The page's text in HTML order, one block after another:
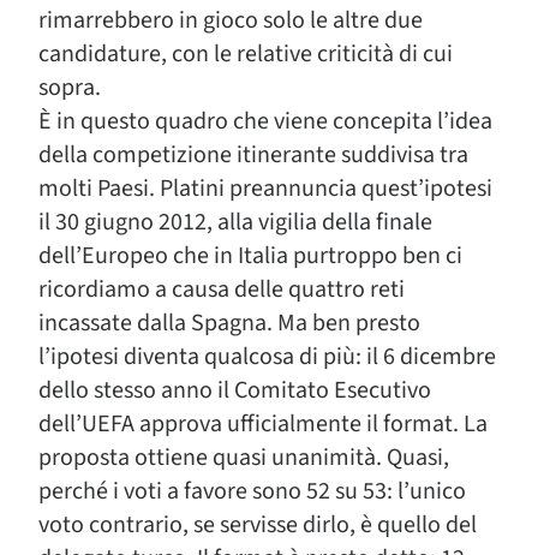
rimarrebbero in gioco solo le altre due
candidature, con le relative criticità di cui
sopra.
È in questo quadro che viene concepita l’idea
della competizione itinerante suddivisa tra
molti Paesi. Platini preannuncia quest’ipotesi
il 30 giugno 2012, alla vigilia della finale
dell’Europeo che in Italia purtroppo ben ci
ricordiamo a causa delle quattro reti
incassate dalla Spagna. Ma ben presto
l’ipotesi diventa qualcosa di più: il 6 dicembre
dello stesso anno il Comitato Esecutivo
dell’UEFA approva ufficialmente il format. La
proposta ottiene quasi unanimità. Quasi,
perché i voti a favore sono 52 su 53: l’unico
voto contrario, se servisse dirlo, è quello del